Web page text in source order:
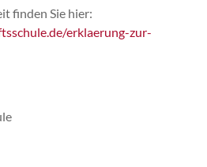
finden Sie hier:
erklaerung-zur-